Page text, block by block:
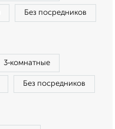
Без посредников
3‑комнатные
Без посредников